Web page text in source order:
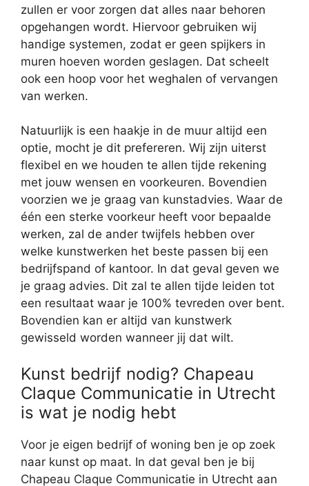
zullen er voor zorgen dat alles naar behoren
opgehangen wordt. Hiervoor gebruiken wij
handige systemen, zodat er geen spijkers in
muren hoeven worden geslagen. Dat scheelt
ook een hoop voor het weghalen of vervangen
van werken.
Natuurlijk is een haakje in de muur altijd een
optie, mocht je dit prefereren. Wij zijn uiterst
flexibel en we houden te allen tijde rekening
met jouw wensen en voorkeuren. Bovendien
voorzien we je graag van kunstadvies. Waar de
één een sterke voorkeur heeft voor bepaalde
werken, zal de ander twijfels hebben over
welke kunstwerken het beste passen bij een
bedrijfspand of kantoor. In dat geval geven we
je graag advies. Dit zal te allen tijde leiden tot
een resultaat waar je 100% tevreden over bent.
Bovendien kan er altijd van kunstwerk
gewisseld worden wanneer jij dat wilt.
Kunst bedrijf nodig? Chapeau
Claque Communicatie in Utrecht
is wat je nodig hebt
Voor je eigen bedrijf of woning ben je op zoek
naar kunst op maat. In dat geval ben je bij
Chapeau Claque Communicatie in Utrecht aan